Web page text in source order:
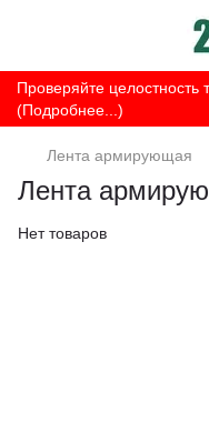
Проверяйте
(Подробнее...)
Лента армирующая
Лента
Нет товаров